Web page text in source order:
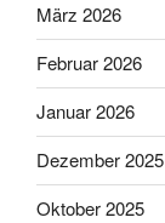
März 2026
Februar 2026
Januar 2026
Dezember 2025
Oktober 2025